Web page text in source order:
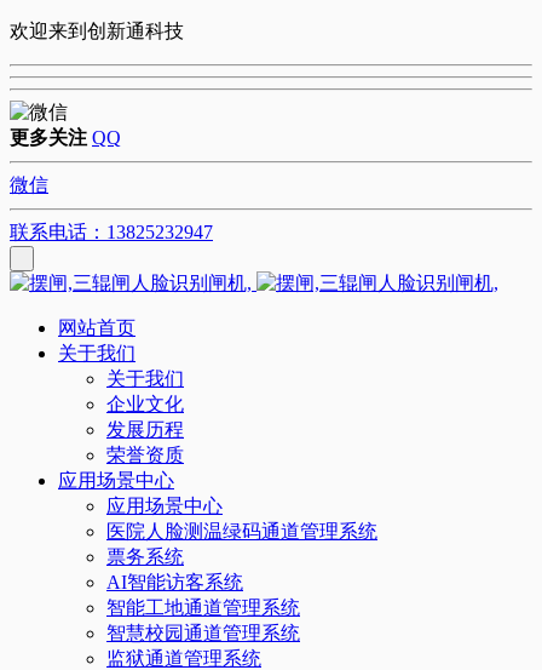
欢迎来到创新通科技
更多关注 QQ
微信
联系电话：13825232947
网站首页
关于我们
关于我们
企业文化
发展历程
荣誉资质
应用场景中心
应用场景中心
医院人脸测温绿码通道管理系统
票务系统
AI智能访客系统
智能工地通道管理系统
智慧校园通道管理系统
监狱通道管理系统